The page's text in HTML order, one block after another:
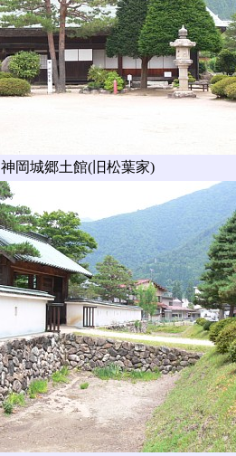
神岡城郷土館(旧松葉家)